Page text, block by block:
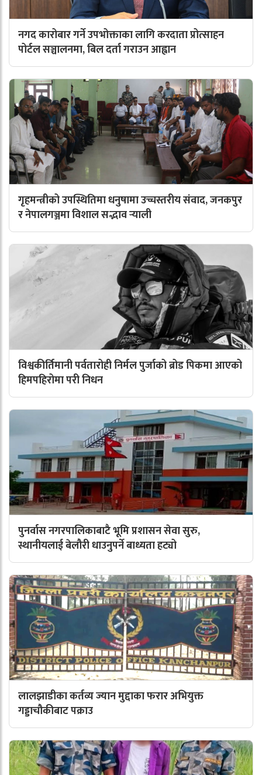
नगद कारोबार गर्ने उपभोक्ताका लागि करदाता प्रोत्साहन
पोर्टल सञ्चालनमा, बिल दर्ता गराउन आह्वान
गृहमन्त्रीको उपस्थितिमा धनुषामा उच्चस्तरीय संवाद, जनकपुर
र नेपालगञ्जमा विशाल सद्भाव र्‍याली
विश्वकीर्तिमानी पर्वतारोही निर्मल पुर्जाको ब्रोड पिकमा आएको
हिमपहिरोमा परी निधन
पुनर्वास नगरपालिकाबाटै भूमि प्रशासन सेवा सुरु,
स्थानीयलाई बेलौरी धाउनुपर्ने बाध्यता हट्यो
लालझाडीका कर्तव्य ज्यान मुद्दाका फरार अभियुक्त
गड्डाचौकीबाट पक्राउ